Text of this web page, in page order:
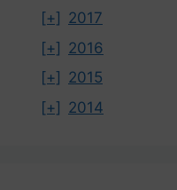
[+] 2017
[+] 2016
[+] 2015
[+] 2014